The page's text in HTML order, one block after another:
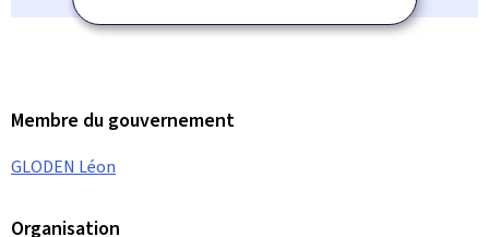
Membre du gouvernement
GLODEN Léon
Organisation